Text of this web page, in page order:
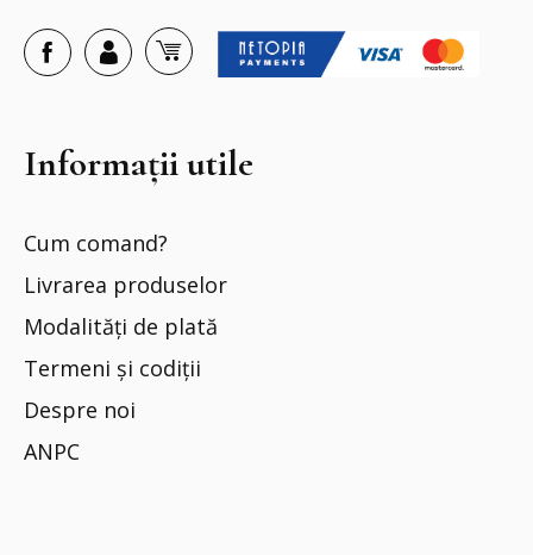
Informații utile
Cum comand?
Livrarea produselor
Modalități de plată
Termeni și codiții
Despre noi
ANPC